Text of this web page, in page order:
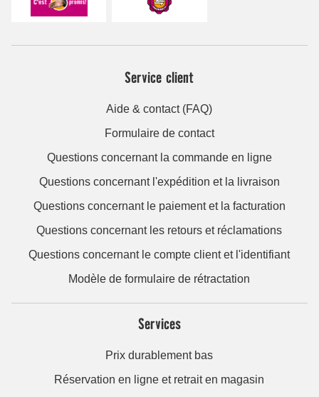
Service client
Aide & contact (FAQ)
Formulaire de contact
Questions concernant la commande en ligne
Questions concernant l'expédition et la livraison
Questions concernant le paiement et la facturation
Questions concernant les retours et réclamations
Questions concernant le compte client et l'identifiant
Modèle de formulaire de rétractation
Services
Prix durablement bas
Réservation en ligne et retrait en magasin